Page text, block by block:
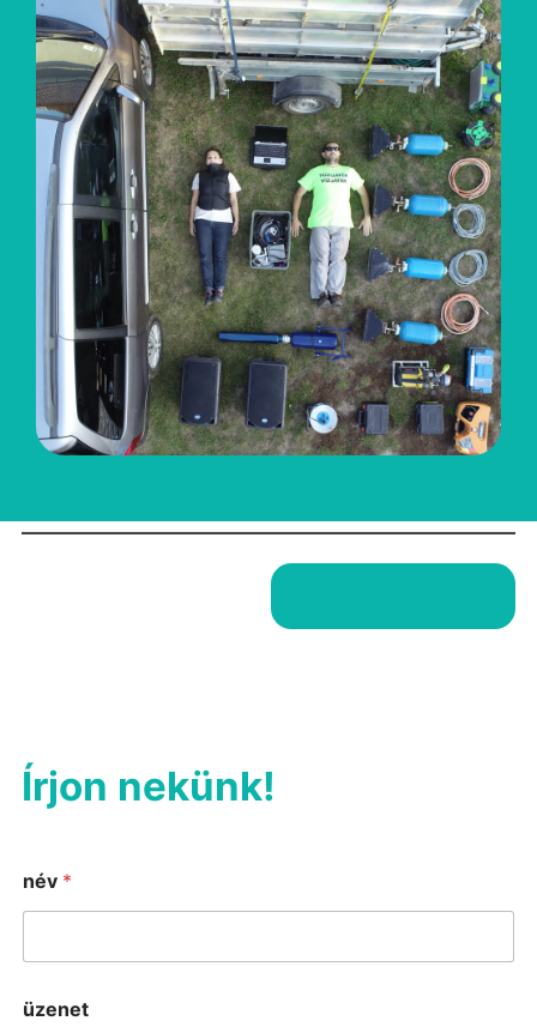
Írjon nekünk!
név *
üzenet